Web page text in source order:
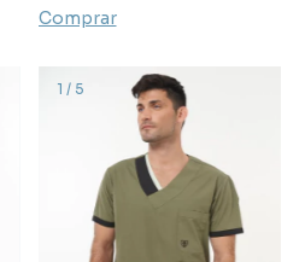
Comprar
1 / 5